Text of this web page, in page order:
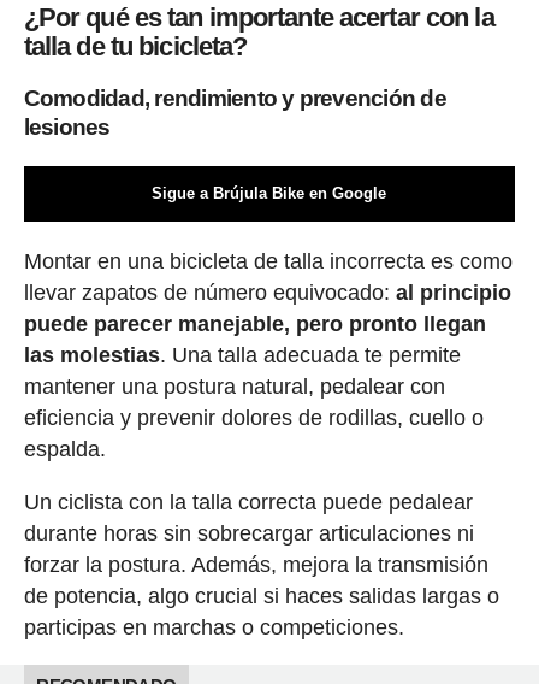
¿Por qué es tan importante acertar con la
talla de tu bicicleta?
Comodidad, rendimiento y prevención de
lesiones
Sigue a Brújula Bike en Google
Montar en una bicicleta de talla incorrecta es como
llevar zapatos de número equivocado: al principio
puede parecer manejable, pero pronto llegan
las molestias. Una talla adecuada te permite
mantener una postura natural, pedalear con
eficiencia y prevenir dolores de rodillas, cuello o
espalda.
Un ciclista con la talla correcta puede pedalear
durante horas sin sobrecargar articulaciones ni
forzar la postura. Además, mejora la transmisión
de potencia, algo crucial si haces salidas largas o
participas en marchas o competiciones.